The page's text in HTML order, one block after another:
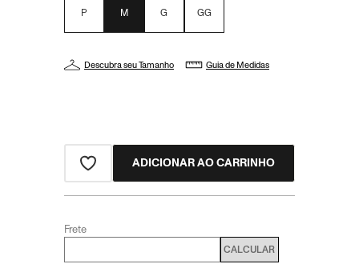
P M G GG
Descubra seu Tamanho Guia de Medidas
ADICIONAR AO CARRINHO
Frete
CALCULAR